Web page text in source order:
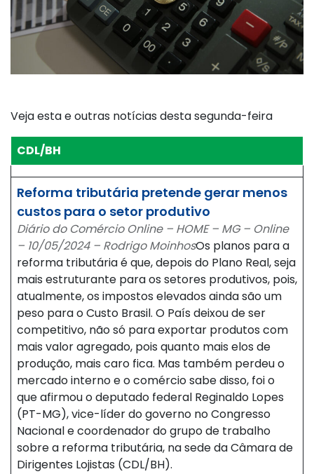
Veja esta e outras notícias desta segunda-feira
CDL/BH
Reforma tributária pretende gerar menos
custos para o setor produtivo
Diário do Comércio Online – HOME – MG – Online
– 10/05/2024 – Rodrigo MoinhosOs planos para a
reforma tributária é que, depois do Plano Real, seja
mais estruturante para os setores produtivos, pois,
atualmente, os impostos elevados ainda são um
peso para o Custo Brasil. O País deixou de ser
competitivo, não só para exportar produtos com
mais valor agregado, pois quanto mais elos de
produção, mais caro fica. Mas também perdeu o
mercado interno e o comércio sabe disso, foi o
que afirmou o deputado federal Reginaldo Lopes
(PT-MG), vice-líder do governo no Congresso
Nacional e coordenador do grupo de trabalho
sobre a reforma tributária, na sede da Câmara de
Dirigentes Lojistas (CDL/BH).